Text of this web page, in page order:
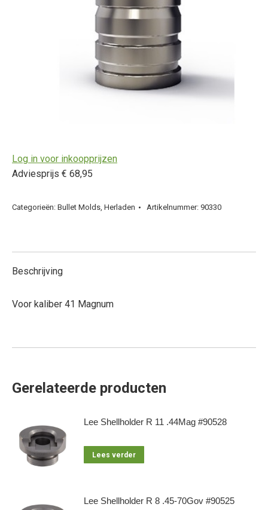
Log in voor inkoopprijzen
Adviesprijs € 68,95
Categorieën: Bullet Molds, Herladen Artikelnummer: 90330
Beschrijving
Voor kaliber 41 Magnum
Gerelateerde producten
Lee Shellholder R 11 .44Mag #90528
Lees verder
Lee Shellholder R 8 .45-70Gov #90525